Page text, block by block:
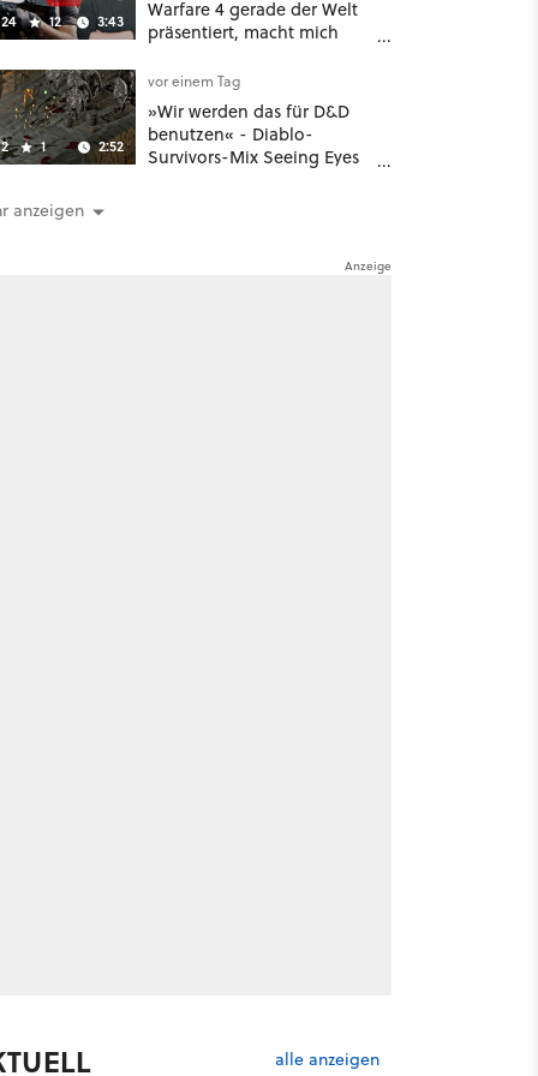
12 3:43
Warfare 4 gerade der Welt
präsentiert, macht mich
1 2:52
vor einem Tag
»Wir werden das für D&D
benutzen« - Diablo-
Survivors-Mix Seeing Eyes
anzeigen
alle anzeigen